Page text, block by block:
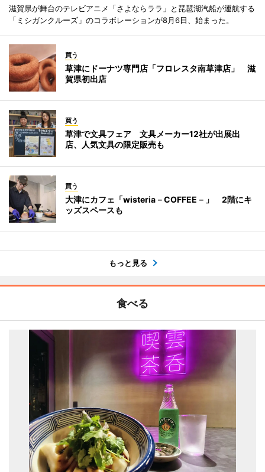
滋賀県が舞台のテレビアニメ「さよならララ」と琵琶湖汽船が運航する
「ミシガンクルーズ」のコラボレーションが8月6日、始まった。
買う
草津にドーナツ専門店「フロレスタ南草津店」 滋
賀県初出店
買う
草津で文具フェア 文具メーカー12社が出展出
店、人気文具の限定販売も
買う
大津にカフェ「wisteria－COFFEE－」 2階にキ
ッズスペースも
もっと見る
食べる